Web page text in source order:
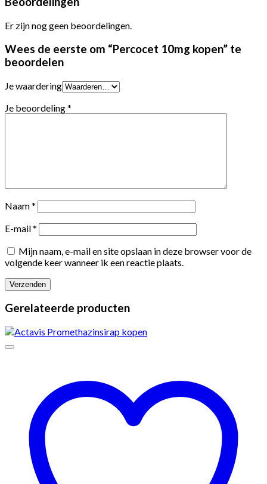
Er zijn nog geen beoordelingen.
Wees de eerste om “Percocet 10mg kopen” te
beoordelen
Je waardering
Je beoordeling*
Naam*
E-mail*
Mijn naam, e-mail en site opslaan in deze browser voor de
volgende keer wanneer ik een reactie plaats.
Gerelateerde producten